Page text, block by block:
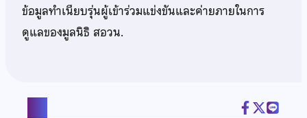
ข้อมูลทำเนียบรุ่นผู้เข้าร่วมแข่งขันและค่ายภายในการ
ดูแลของมูลนิธิ สอวน.